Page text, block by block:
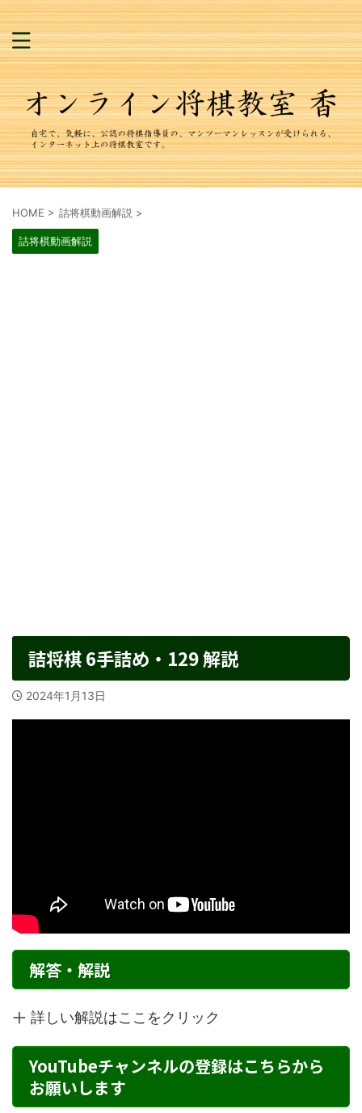
HOME > 詰将棋動画解説 >
詰将棋動画解説
詰将棋 6手詰め・129 解説
2024年1月13日
解答・解説
詳しい解説はここをクリック
YouTubeチャンネルの登録はこちらから
お願いします